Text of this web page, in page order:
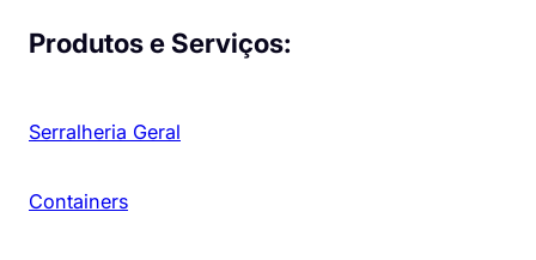
Produtos e Serviços:
Serralheria Geral
Containers